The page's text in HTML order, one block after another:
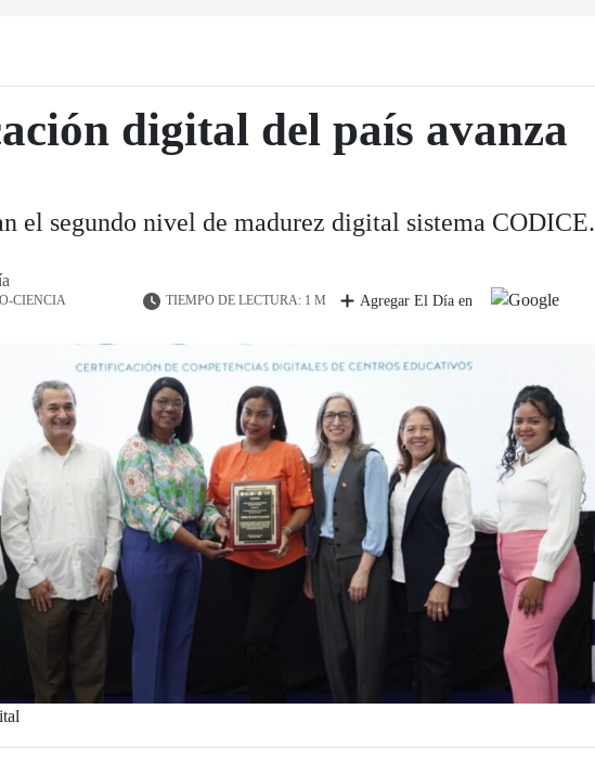
digital del país avanza
el segundo nivel de madurez digital sistema CODICE.
CIENCIA TIEMPO DE LECTURA: 1 M Agregar El Día en